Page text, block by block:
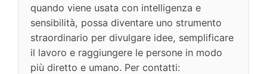
quando viene usata con intelligenza e
sensibilità, possa diventare uno strumento
straordinario per divulgare idee, semplificare
il lavoro e raggiungere le persone in modo
più diretto e umano. Per contatti: